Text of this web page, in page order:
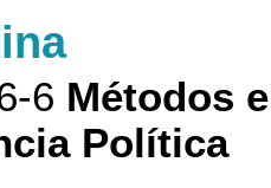
6 Métodos
Política